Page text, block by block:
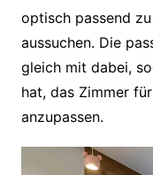
optisch passend
aussuchen. Die
gleich mit dabei,
hat, das Zimmer
anzupassen.